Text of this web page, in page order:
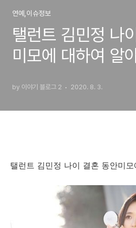
연예,이슈정보
탤런트 김민정 나
미모에 대하여 알
by 이야기 블로그 2 2020. 8. 3.
탤런트 김민정 나이 결혼 동안미